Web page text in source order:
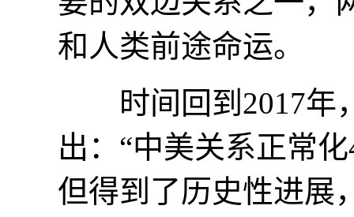
和人类前途命运。
时间回到2017年，
出：“中美关系正常
但得到了历史性进展